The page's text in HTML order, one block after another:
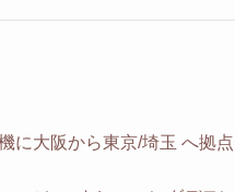
に大阪から東京/埼玉 へ拠点